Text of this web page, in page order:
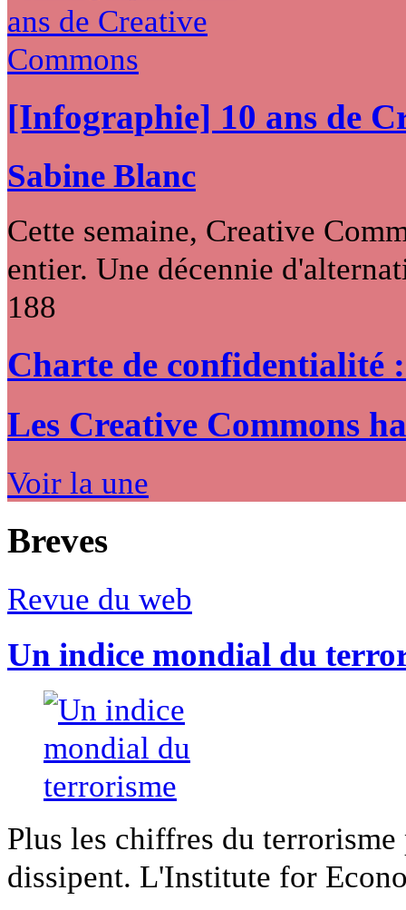
[Infographie] 10 ans de
Sabine Blanc
Cette semaine, Creative
entier. Une décennie
188
Charte de confidentialité
Les Creative Commons
Voir la une
Breves
Revue du web
Un indice mondial du
Plus les chiffres du
dissipent. L'Institute for